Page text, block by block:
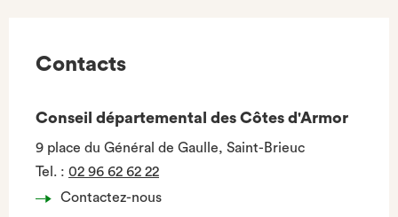
Contacts
Conseil départemental des Côtes d'Armor
9 place du Général de Gaulle, Saint-Brieuc
Tel. : 02 96 62 62 22
Contactez-nous